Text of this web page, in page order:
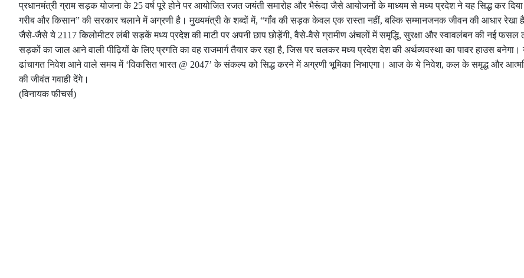
प्रधानमंत्री ग्राम सड़क योजना के 25 वर्ष पूरे होने पर आयोजित रजत जयंती समारोह और भैरूंदा जैसे आयोजनों के माध्यम से मध्य प्रदेश ने यह सिद्ध कर दिया
गरीब और किसान” की सरकार चलाने में अग्रणी है। मुख्यमंत्री के शब्दों में, “गाँव की सड़क केवल एक रास्ता नहीं, बल्कि सम्मानजनक जीवन की आधार रेखा
जैसे-जैसे ये 2117 किलोमीटर लंबी सड़कें मध्य प्रदेश की माटी पर अपनी छाप छोड़ेंगी, वैसे-वैसे ग्रामीण अंचलों में समृद्धि, सुरक्षा और स्वावलंबन की नई फसल
सड़कों का जाल आने वाली पीढ़ियों के लिए प्रगति का वह राजमार्ग तैयार कर रहा है, जिस पर चलकर मध्य प्रदेश देश की अर्थव्यवस्था का पावर हाउस बनेगा।
ढांचागत निवेश आने वाले समय में ‘विकसित भारत @ 2047’ के संकल्प को सिद्ध करने में अग्रणी भूमिका निभाएगा। आज के ये निवेश, कल के समृद्ध और
की जीवंत गवाही देंगे।
(विनायक फीचर्स)